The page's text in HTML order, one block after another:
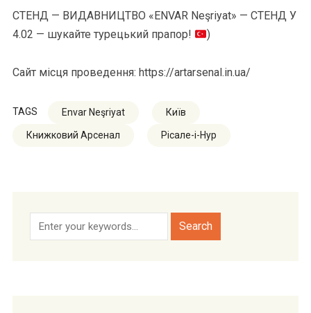
СТЕНД — ВИДАВНИЦТВО «ENVAR Neşriyat» — СТЕНД У
4.02 — шукайте турецький прапор!
)
Сайт місця проведення: https://artarsenal.in.ua/
TAGS Envar Neşriyat Київ
Книжковий Арсенал Рісале-і-Нур